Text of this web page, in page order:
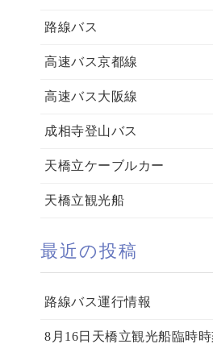
路線バス
高速バス京都線
高速バス大阪線
成相寺登山バス
天橋立ケーブルカー
天橋立観光船
最近の投稿
路線バス運行情報
8月16日天橋立観光船臨時時